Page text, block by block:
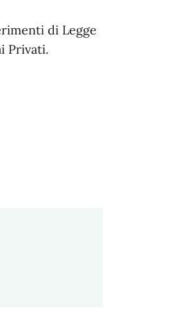
di Legge
Privati.